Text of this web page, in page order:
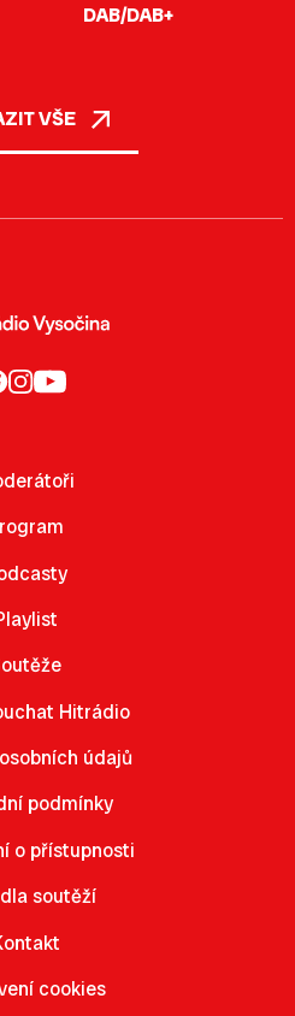
DAB/DAB+
VŠE
Hitrádio
údajů
podmínky
o přístupnosti
soutěží
cookies